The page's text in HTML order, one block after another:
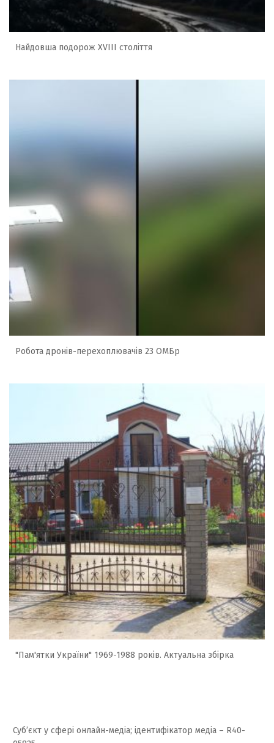
Найдовша подорож XVIII століття
Робота дронів-перехоплювачів 23 ОМБр
"Пам'ятки України" 1969-1988 років. Актуальна збірка
Суб’єкт у сфері онлайн-медіа; ідентифікатор медіа – R40-